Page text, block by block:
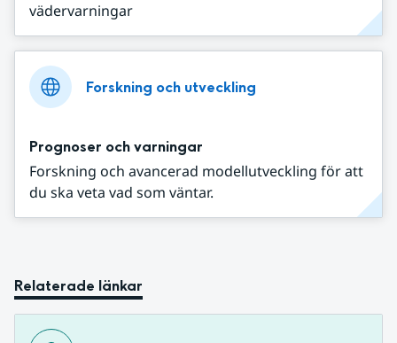
vädervarningar
Forskning och utveckling
Prognoser och varningar
Forskning och avancerad modellutveckling för att
du ska veta vad som väntar.
Relaterade länkar